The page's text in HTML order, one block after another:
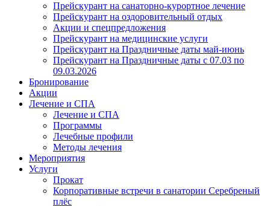
Прейскурант на санаторно-курортное лечение
Прейскурант на оздоровительный отдых
Акции и спецпредложения
Прейскурант на медицинские услуги
Прейскурант на Праздничные даты май-июнь
Прейскурант на Праздничные даты с 07.03 по
09.03.2026
Бронирование
Акции
Лечение и СПА
Лечение и СПА
Программы
Лечебные профили
Методы лечения
Мероприятия
Услуги
Прокат
Корпоративные встречи в санатории Серебреный
плёс